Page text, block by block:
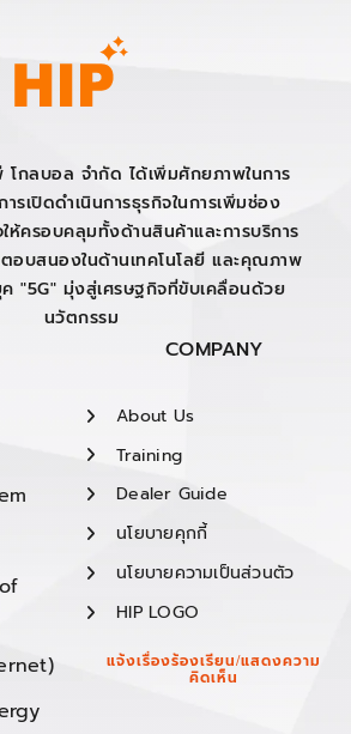
โกลบอล จำกัด ได้เพิ่มศักยภาพในการ
รเปิดดำเนินการธุรกิจในการเพิ่มช่อง
ห้ครอบคลุมทั้งด้านสินค้าและการบริการ
อบสนองในด้านเทคโนโลยี และคุณภาพ
ค "5G" มุ่งสู่เศรษฐกิจที่ขับเคลื่อนด้วย
นวัตกรรม
COMPANY
About Us
Training
Dealer Guide
นโยบายคุกกี้
นโยบายความเป็นส่วนตัว
HIP LOGO
แจ้งเรื่องร้องเรียน/แสดงความ
คิดเห็น